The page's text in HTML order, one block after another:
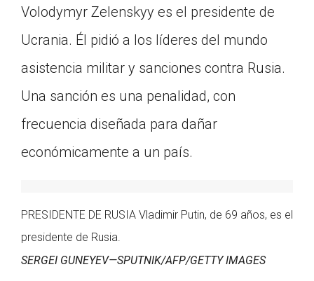
Volodymyr Zelenskyy es el presidente de
Ucrania. Él pidió a los líderes del mundo
asistencia militar y sanciones contra Rusia.
Una sanción es una penalidad, con
frecuencia diseñada para dañar
económicamente a un país.
PRESIDENTE DE RUSIA Vladimir Putin, de 69 años, es el
presidente de Rusia.
SERGEI GUNEYEV—SPUTNIK/AFP/GETTY IMAGES